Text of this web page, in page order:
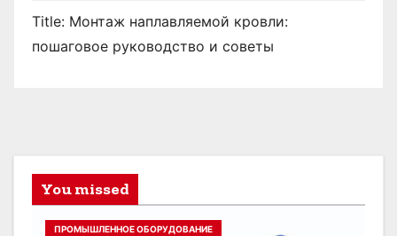
Title: Монтаж наплавляемой кровли:
пошаговое руководство и советы
You missed
ПРОМЫШЛЕННОЕ ОБОРУДОВАНИЕ